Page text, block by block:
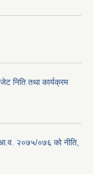
निति तथा कार्यक्रम
आ.व. २०७५/०७६ को नीति,